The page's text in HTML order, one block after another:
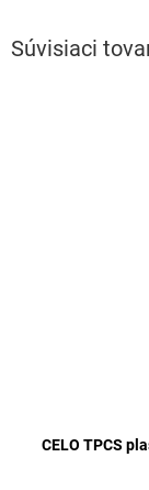
Súvisiaci
CELO TPCS